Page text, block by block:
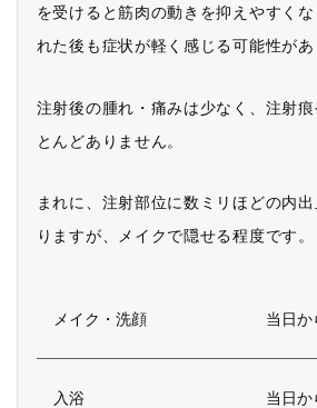
を受けると筋肉の動きを抑えやすく
れた後も症状が軽く感じる可能性があ
注射後の腫れ・痛みは少なく、注射
とんどありません。
まれに、注射部位に数ミリほどの内
りますが、メイクで隠せる程度です。
メイク・洗顔 当日か
入浴 当日か